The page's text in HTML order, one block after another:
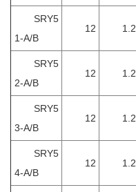
SRY5
1-A/B
12 1.2
SRY5
2-A/B
12 1.2
SRY5
3-A/B
12 1.2
SRY5
4-A/B
12 1.2